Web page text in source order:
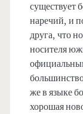
существует
наречий, и
друга, что
носителя
же в языке
хорошая